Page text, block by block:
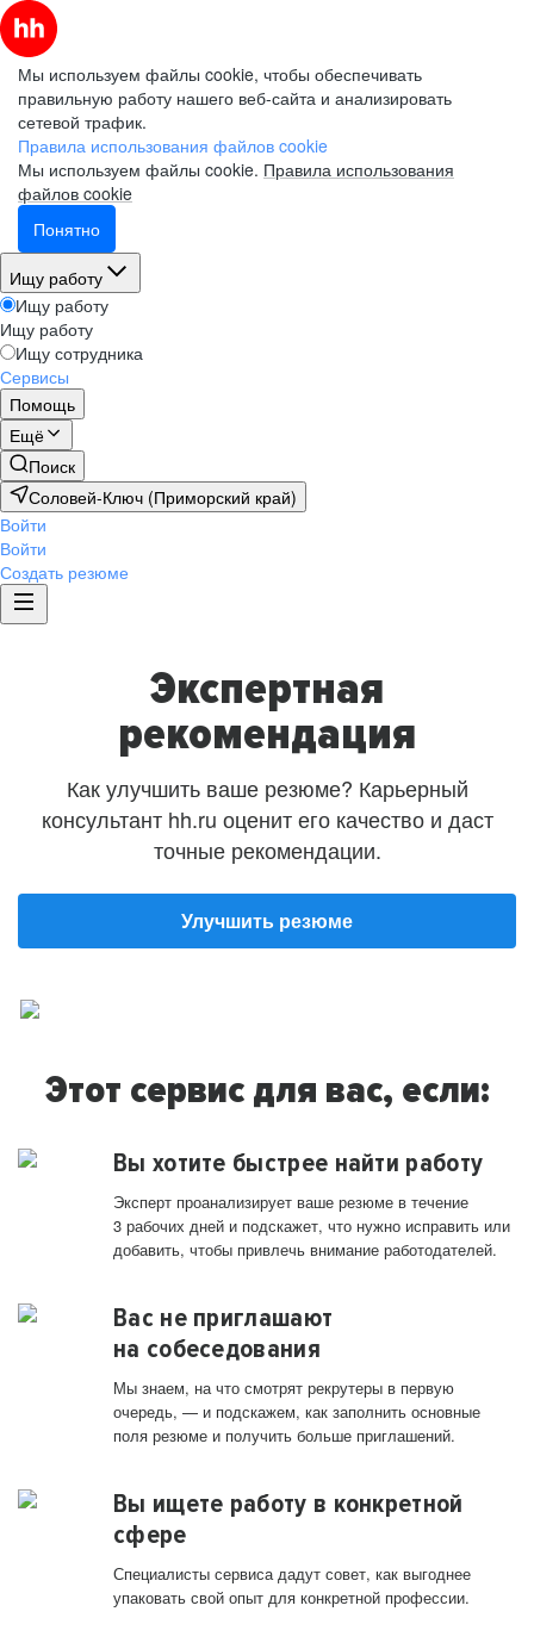
Мы используем файлы cookie, чтобы обеспечивать
правильную работу нашего веб-сайта и анализировать
сетевой трафик.
Правила использования файлов cookie
Мы используем файлы cookie. Правила использования
файлов cookie
Понятно
Ищу работу
Ищу работу
Ищу работу
Ищу сотрудника
Сервисы
Помощь
Ещё
Поиск
Соловей-Ключ (Приморский край)
Войти
Войти
Создать резюме
Экспертная
рекомендация
Как улучшить ваше резюме? Карьерный
консультант hh.ru оценит его качество и даст
точные рекомендации.
Улучшить резюме
Этот сервис для вас, если:
Вы хотите быстрее найти работу
Эксперт проанализирует ваше резюме в течение
3 рабочих дней и подскажет, что нужно исправить или
добавить, чтобы привлечь внимание работодателей.
Вас не приглашают
на собеседования
Мы знаем, на что смотрят рекрутеры в первую
очередь, — и подскажем, как заполнить основные
поля резюме и получить больше приглашений.
Вы ищете работу в конкретной
сфере
Специалисты сервиса дадут совет, как выгоднее
упаковать свой опыт для конкретной профессии.